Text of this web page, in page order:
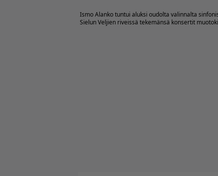
Ismo Alanko tuntui aluksi oudolta valinnalta
Sielun Veljien riveissä tekemänsä konsertit